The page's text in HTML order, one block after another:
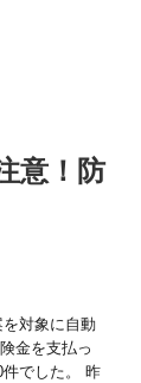
意！防
対象に自動
金を支払っ
でした。 昨